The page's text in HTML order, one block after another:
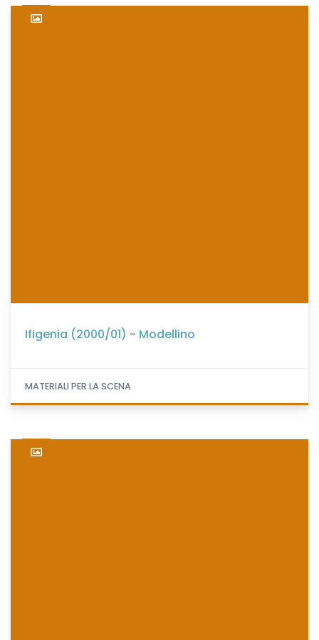
Ifigenia (2000/01) - Modellino
MATERIALI PER LA SCENA